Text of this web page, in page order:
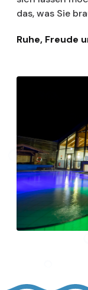
das, was Sie
Ruhe, Freude